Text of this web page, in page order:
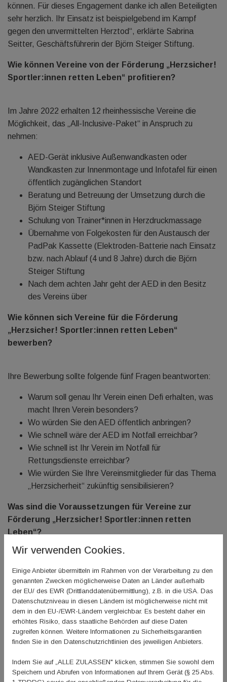
können. Für dieses Engagement danke ich allen Beteiligten
sehr herzlich. Ihr Einsatz ist beispielgebend im Kampf
gegen den unvermittelten Herztod“, erklärte Sabrina
Seitter, Geschäftsführerin der Björn Steiger Stiftung.
Wie können Vereine von der Förderung „Herzsicher!
Sportler:innen retten Leben“ profitieren?
Im Jahre 2022 erhalten 12 rheinhessische Vereine die
Möglichkeit, das „All-Inclusive-Paket“ in Anspruch zu
nehmen:
AED-Gerät inklusive Außenwandkasten oder
Wandkasten zur Innenmontage und Infotafel für einen
öffentlich zugänglichen Standort
Beratung und Betreuung der Umsetzung durch die
Björn Steiger Stiftung
Schulung von Trainer*innen in Herzdruckmassage
Übernahme von Folgekosten für den Austausch der
PadPak Kassette (Elektroden-Batterie nach Einsatz
bzw. nach Ablauf (4 und 8 Jahre) durch die Björn
Steiger Stiftung
Nach dem achten Jahr geht der AED in den Besitz
des Vereins über
Wie können sich Vereine für die Förderung
„Herzsicher! Sportler:innen retten Leben“
bewerben?
Ihre Bewerbung sollte folgende fünf Fragen beantworten:
Warum soll genau Ihr Verein einen Defi erhalten, was
macht Ihren Verein besonders?
Wo würden Sie den AED öffentlich anbringen?
Wie schnell wäre der AED im Notfall erreichbar?
Wie schnell ist Ihr Verein im Notfall für
Rettungsdienste erreichbar?
Wie würden Sie Ihre Vereinsmitglieder für das Thema
„Herzsicherheit“ zukünftig sensibilisieren?
Was sind die Voraussetzungen für Vereine zur
Förderung „Herzsicher! Sportler:innen retten
Leben“?
Funktionsfähigkeit
Ausbildung von mind. 10 Trainer*innen in der
Herzdruckmassage im ersten Jahr
Spätestens nach 4 Jahren eine weitere Ausbildung
von 10 Trainer*innen (empfohlen alle 2 Jahre)
Zahlung des Selbstkostenanteils in Höhe von 300
Abschluss eines Standortvertrages mit der Björn
Steiger Stiftung
Wir verwenden Cookies.
Einige Anbieter übermitteln im Rahmen von der Verarbeitung zu den
genannten Zwecken möglicherweise Daten an Länder außerhalb
der EU/ des EWR (Drittlanddatenübermittlung), z.B. in die USA. Das
Datenschutzniveau in diesen Ländern ist möglicherweise nicht mit
dem in den EU-/EWR-Ländern vergleichbar. Es besteht daher ein
erhöhtes Risiko, dass staatliche Behörden auf diese Daten
zugreifen können. Weitere Informationen zu Sicherheitsgarantien
finden Sie in den Datenschutzrichtlinien des jeweiligen Anbieters.
Indem Sie auf „ALLE ZULASSEN" klicken, stimmen Sie sowohl dem
Speichern und Abrufen von Informationen auf Ihrem Gerät (§ 25 Abs.